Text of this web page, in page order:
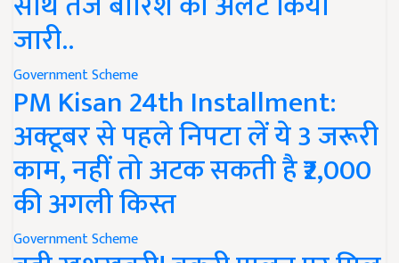
जारी..
Government Scheme
PM Kisan 24th Installment:
अक्टूबर से पहले निपटा लें ये 3 जरूरी
काम, नहीं तो अटक सकती है ₹2,000
की अगली किस्त
Government Scheme